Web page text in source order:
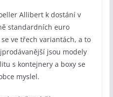
Allibert k dostání v
standardních euro
ve třech variantách, a to
jsou modely
s kontejnery a boxy se
myslel.